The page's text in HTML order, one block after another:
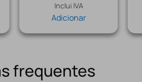
Inclui IVA
Adicionar
frequentes